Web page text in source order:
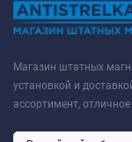
Магазин штатных
установкой и
ассортимент, отличное